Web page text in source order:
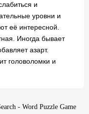
и
уровни и
её интересной.
Иногда бывает
азарт.
головоломки и
- Word Puzzle Game